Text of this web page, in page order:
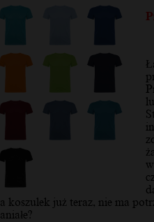
koszulek już teraz, nie ma